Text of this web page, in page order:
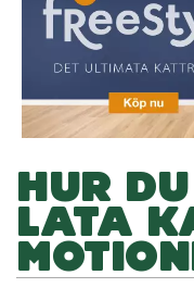
HUR
LATA